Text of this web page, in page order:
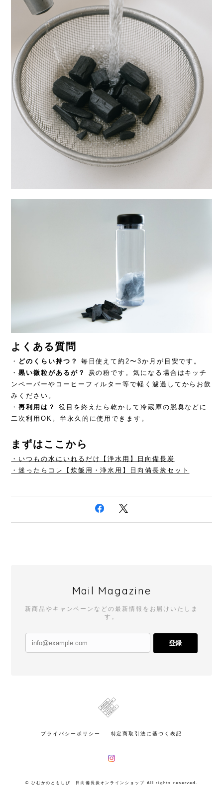
よくある質問
・ どのくらい持つ？
毎日使えて約2〜3か月が目安です。
・黒い微粒があるが？
炭の粉です。気になる場合はキッチ
ンペーパーやコーヒーフィルター等で軽く濾過してからお飲
みください。
・再利用は？
役目を終えたら乾かして冷蔵庫の脱臭などに
二次利用OK。半永久的に使用できます。
まずはここから
・いつもの水にいれるだけ【浄水用】日向備長炭
・迷ったらコレ【炊飯用・浄水用】日向備長炭セット
Mail Magazine
新商品やキャンペーンなどの最新情報をお届けいたしま
す。
登録
プライバシーポリシー 特定商取引法に基づく表記
© ひむかのともしび 日向備長炭オンラインショップ All rights reserved.